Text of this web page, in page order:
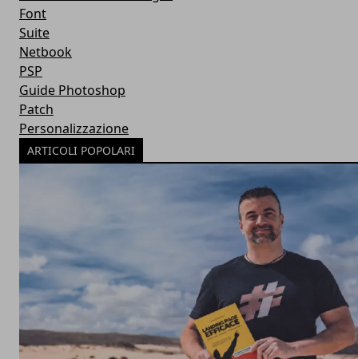
Font
Suite
Netbook
PSP
Guide Photoshop
Patch
Personalizzazione
ARTICOLI POPOLARI